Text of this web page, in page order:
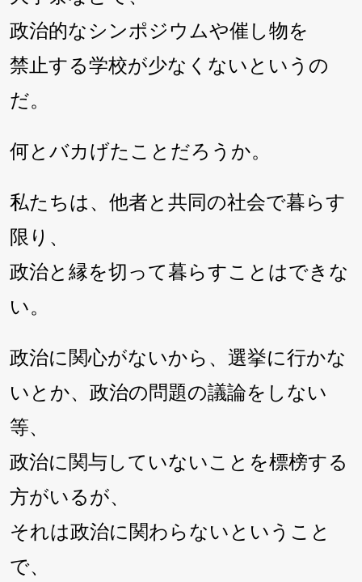
政治的なシンポジウムや催し物を
禁止する学校が少なくないというの
だ。
何とバカげたことだろうか。
私たちは、他者と共同の社会で暮らす
限り、
政治と縁を切って暮らすことはできな
い。
政治に関心がないから、選挙に行かな
いとか、政治の問題の議論をしない
等、
政治に関与していないことを標榜する
方がいるが、
それは政治に関わらないということ
で、